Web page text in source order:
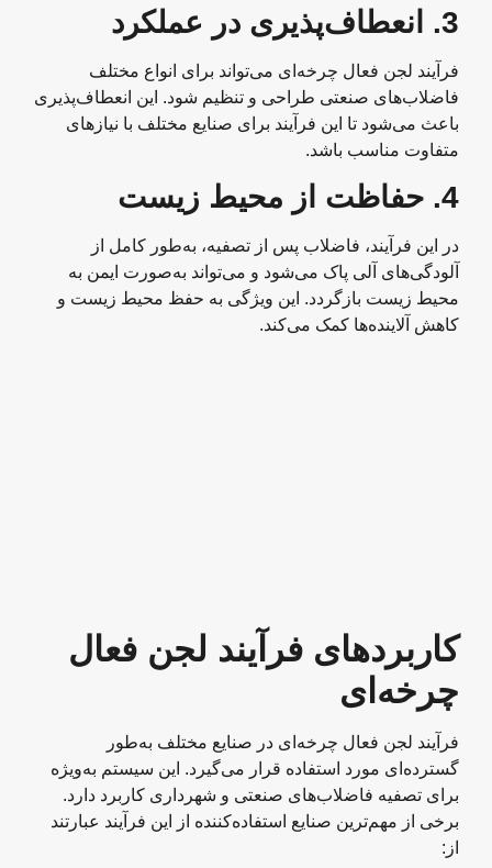
3. انعطاف‌پذیری در عملکرد
فرآیند لجن فعال چرخه‌ای می‌تواند برای انواع مختلف
فاضلاب‌های صنعتی طراحی و تنظیم شود. این انعطاف‌پذیری
باعث می‌شود تا این فرآیند برای صنایع مختلف با نیازهای
متفاوت مناسب باشد.
4. حفاظت از محیط زیست
در این فرآیند، فاضلاب پس از تصفیه، به‌طور کامل از
آلودگی‌های آلی پاک می‌شود و می‌تواند به‌صورت ایمن به
محیط زیست بازگردد. این ویژگی به حفظ محیط زیست و
کاهش آلاینده‌ها کمک می‌کند.
کاربردهای فرآیند لجن فعال
چرخه‌ای
فرآیند لجن فعال چرخه‌ای در صنایع مختلف به‌طور
گسترده‌ای مورد استفاده قرار می‌گیرد. این سیستم به‌ویژه
برای تصفیه فاضلاب‌های صنعتی و شهرداری کاربرد دارد.
برخی از مهم‌ترین صنایع استفاده‌کننده از این فرآیند عبارتند
از: